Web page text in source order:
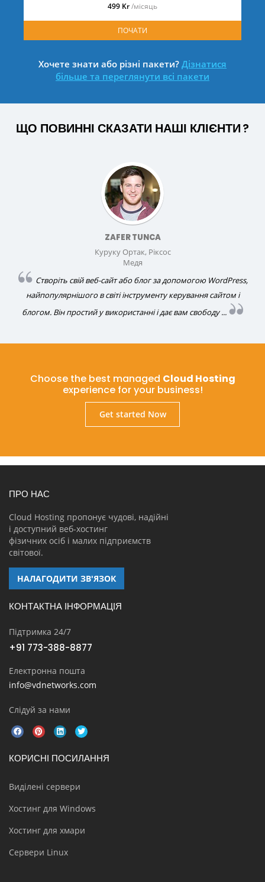
499 Kr/місяць
ПОЧАТИ
Хочете знати або різні пакети? Дізнатися
більше та переглянути всі пакети
ЩО ПОВИННІ СКАЗАТИ НАШІ КЛІЄНТИ?
ZAFER TUNCA
Куруку Ортак, Ріксос
Медя
Створіть свій веб-сайт або блог за допомогою WordPress,
найпопулярнішого в світі інструменту керування сайтом і
блогом. Він простий у використанні і дає вам свободу ...
Choose the best managed Cloud Hosting
experience for your business!
Get started Now
ПРО НАС
Cloud Hosting пропонує чудові, надійні
і доступний веб-хостинг
фізичних осіб і малих підприємств
світової.
НАЛАГОДИТИ ЗВ'ЯЗОК
КОНТАКТНА ІНФОРМАЦІЯ
Підтримка 24/7
+91 773-388-8877
Електронна пошта
info@vdnetworks.com
Слідуй за нами
КОРИСНІ ПОСИЛАННЯ
Виділені сервери
Хостинг для Windows
Хостинг для хмари
Сервери Linux